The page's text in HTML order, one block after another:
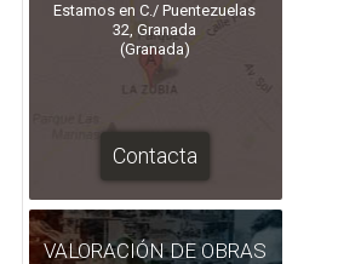
Estamos en C./ Puentezuelas
32, Granada
(Granada)
Contacta
VALORACIÓN DE OBRAS